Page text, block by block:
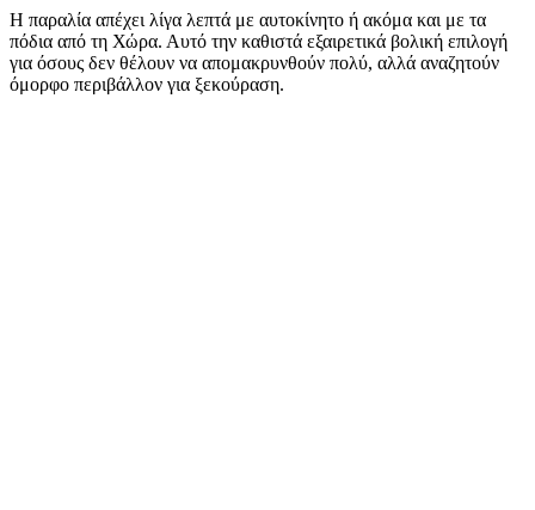
Η παραλία απέχει λίγα λεπτά με αυτοκίνητο ή ακόμα και με τα
πόδια από τη Χώρα. Αυτό την καθιστά εξαιρετικά βολική επιλογή
για όσους δεν θέλουν να απομακρυνθούν πολύ, αλλά αναζητούν
όμορφο περιβάλλον για ξεκούραση.